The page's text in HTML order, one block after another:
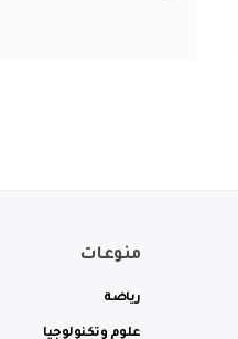
منوعات
رياضة
علوم وتكنولوجيا